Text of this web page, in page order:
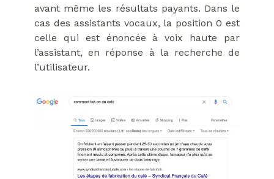
avant même les résultats payants. Dans le
cas des assistants vocaux, la position 0 est
celle qui est énoncée à voix haute par
l’assistant, en réponse à la recherche de
l’utilisateur.